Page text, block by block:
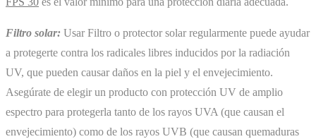
Filtro solar: Usar Filtro o protector solar regularmente puede ayudar
a protegerte contra los radicales libres inducidos por la radiación
UV, que pueden causar daños en la piel y el envejecimiento.
Asegúrate de elegir un producto con protección UV de amplio
espectro para protegerla tanto de los rayos UVA (que causan el
envejecimiento) como de los rayos UVB (que causan quemaduras